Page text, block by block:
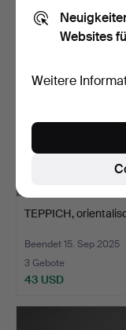
43 USD
TEPPICH,
Beendet 15. Sep 2025
3 Gebote
43 USD
Websites
Weitere